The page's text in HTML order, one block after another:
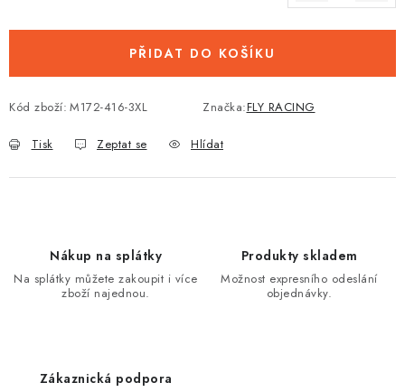
PŘIDAT DO KOŠÍKU
Kód zboží: M172-416-3XL Značka:FLY RACING
Tisk Zeptat se Hlídat
Nákup na splátky
Na splátky můžete zakoupit i více
zboží najednou.
Produkty skladem
Možnost expresního odeslání
objednávky.
Zákaznická podpora